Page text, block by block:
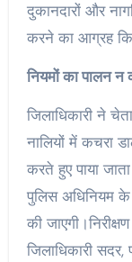
दुकानदारों और
करने का आग्रह
नियमों का पालन न
जिलाधिकारी ने
नालियों में कचरा
करते हुए पाया
पुलिस अधिनियम के
की
जिलाधिकारी सदर,